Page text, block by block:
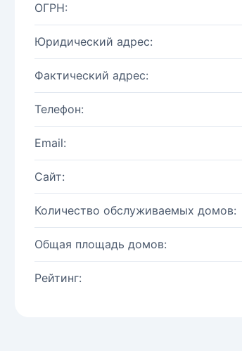
ОГРН:
Юридический адрес:
Фактический адрес:
Телефон:
Email:
Сайт:
Количество обслуживаемых домов:
Общая площадь домов:
Рейтинг: